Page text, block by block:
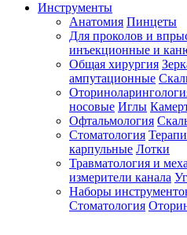
Инструменты
Анатомия Пинцеты
Для проколов и
инъекционные и
Общая хирургия
ампутационные
носовые Иглы
Офтальмология
Стоматология
карпульные Лотки
Травматология и
измерители канала
Наборы
Стоматология